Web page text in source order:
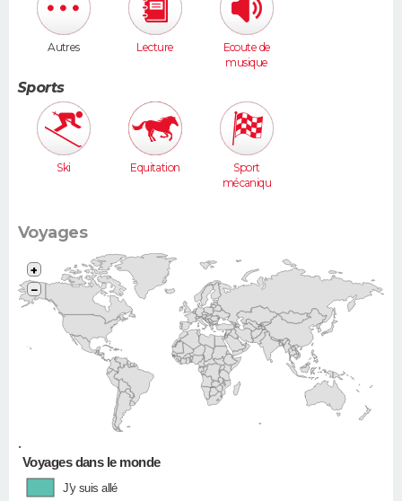
Autres Lecture
Ecoute de
musique
Sports
Ski Equitation
Sport
mécaniqu
Voyages
•
+
−
Voyages dans le monde
J'y suis allé